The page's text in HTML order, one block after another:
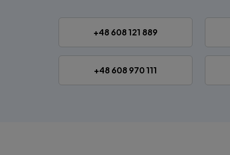
+48 608 121 889
+48 608 970 111